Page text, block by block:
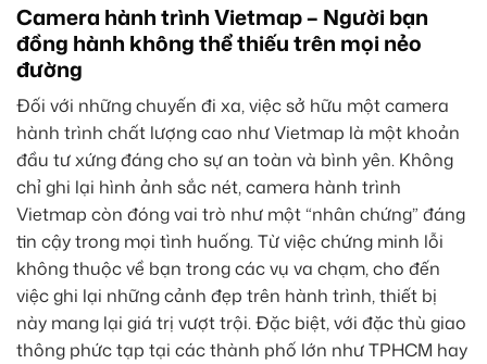
Camera hành trình Vietmap – Người bạn
đồng hành không thể thiếu trên mọi nẻo
đường
Đối với những chuyến đi xa, việc sở hữu một camera
hành trình chất lượng cao như Vietmap là một khoản
đầu tư xứng đáng cho sự an toàn và bình yên. Không
chỉ ghi lại hình ảnh sắc nét, camera hành trình
Vietmap còn đóng vai trò như một “nhân chứng” đáng
tin cậy trong mọi tình huống. Từ việc chứng minh lỗi
không thuộc về bạn trong các vụ va chạm, cho đến
việc ghi lại những cảnh đẹp trên hành trình, thiết bị
này mang lại giá trị vượt trội. Đặc biệt, với đặc thù giao
thông phức tạp tại các thành phố lớn như TPHCM hay